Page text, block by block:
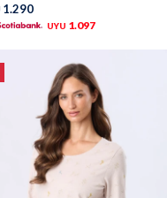
1.290
UYU 1.097